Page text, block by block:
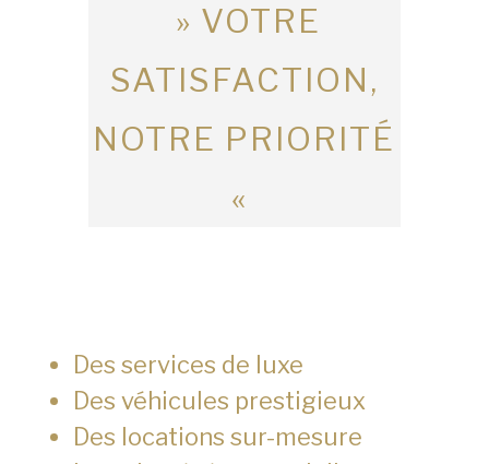
» VOTRE
SATISFACTION,
NOTRE PRIORITÉ
«
Des services de luxe
Des véhicules prestigieux
Des locations sur-mesure